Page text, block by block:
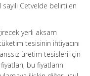
Cetvelde belirtilen
yerli aksam
tesisinin ihtiyacını
üretim tesisleri için
bu fiyatların